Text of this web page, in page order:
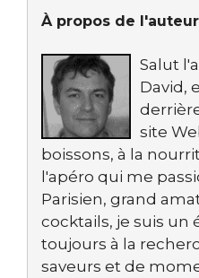
À propos de
Salut
David,
site
boissons, à la
l'apéro qui me
Parisien, grand
cocktails, je suis un
toujours à la
saveurs et de